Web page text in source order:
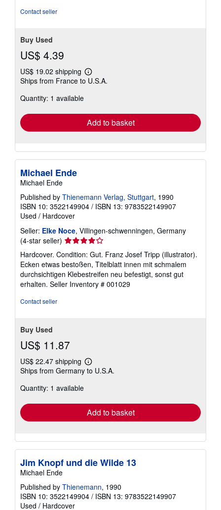
Contact seller
Buy Used
US$ 4.39
US$ 19.02 shipping
Learn
more
Ships from France to U.S.A.
Quantity: 1 available
Add to basket
Michael Ende
Michael Ende
Published by Thienemann Verlag, Stuttgart, 1990
ISBN 10: 3522149904 / ISBN 13: 9783522149907
Used / Hardcover
Seller: Elke Noce, Villingen-schwenningen, Germany
(4-star seller) Seller
rating
4
out
of
5
Hardcover. Condition: Gut. Franz Josef Tripp (illustrator).
Ecken etwas bestoßen, Titelblatt innen mit schmalem
durchsichtigen Klebestreifen neu befestigt, sonst gut
erhalten. Seller Inventory # 001029
Contact seller
Buy Used
US$ 11.87
US$ 22.47 shipping
Learn
more
Ships from Germany to U.S.A.
Quantity: 1 available
Add to basket
Jim Knopf und die Wilde 13
Michael Ende
Published by Thienemann, 1990
ISBN 10: 3522149904 / ISBN 13: 9783522149907
Used / Hardcover